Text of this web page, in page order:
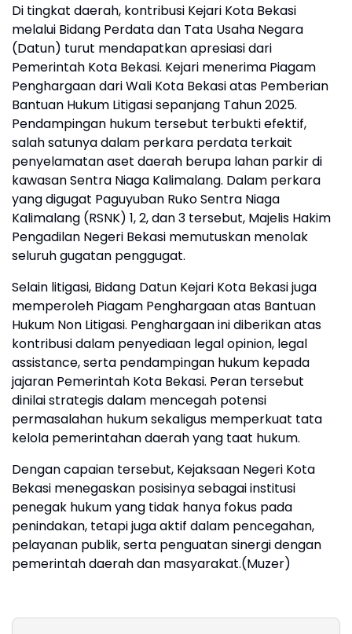
Di tingkat daerah, kontribusi Kejari Kota Bekasi
melalui Bidang Perdata dan Tata Usaha Negara
(Datun) turut mendapatkan apresiasi dari
Pemerintah Kota Bekasi. Kejari menerima Piagam
Penghargaan dari Wali Kota Bekasi atas Pemberian
Bantuan Hukum Litigasi sepanjang Tahun 2025.
Pendampingan hukum tersebut terbukti efektif,
salah satunya dalam perkara perdata terkait
penyelamatan aset daerah berupa lahan parkir di
kawasan Sentra Niaga Kalimalang. Dalam perkara
yang digugat Paguyuban Ruko Sentra Niaga
Kalimalang (RSNK) 1, 2, dan 3 tersebut, Majelis Hakim
Pengadilan Negeri Bekasi memutuskan menolak
seluruh gugatan penggugat.
Selain litigasi, Bidang Datun Kejari Kota Bekasi juga
memperoleh Piagam Penghargaan atas Bantuan
Hukum Non Litigasi. Penghargaan ini diberikan atas
kontribusi dalam penyediaan legal opinion, legal
assistance, serta pendampingan hukum kepada
jajaran Pemerintah Kota Bekasi. Peran tersebut
dinilai strategis dalam mencegah potensi
permasalahan hukum sekaligus memperkuat tata
kelola pemerintahan daerah yang taat hukum.
Dengan capaian tersebut, Kejaksaan Negeri Kota
Bekasi menegaskan posisinya sebagai institusi
penegak hukum yang tidak hanya fokus pada
penindakan, tetapi juga aktif dalam pencegahan,
pelayanan publik, serta penguatan sinergi dengan
pemerintah daerah dan masyarakat.(Muzer)